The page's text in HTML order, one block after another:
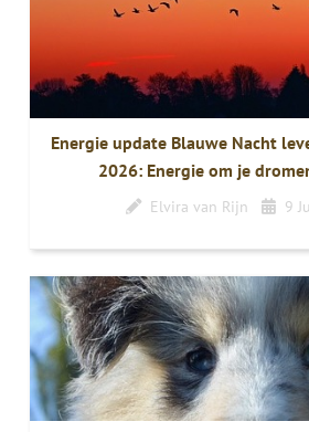
Energie update Blauwe Nacht
2026: Energie om je
Elvira van Rijn 9